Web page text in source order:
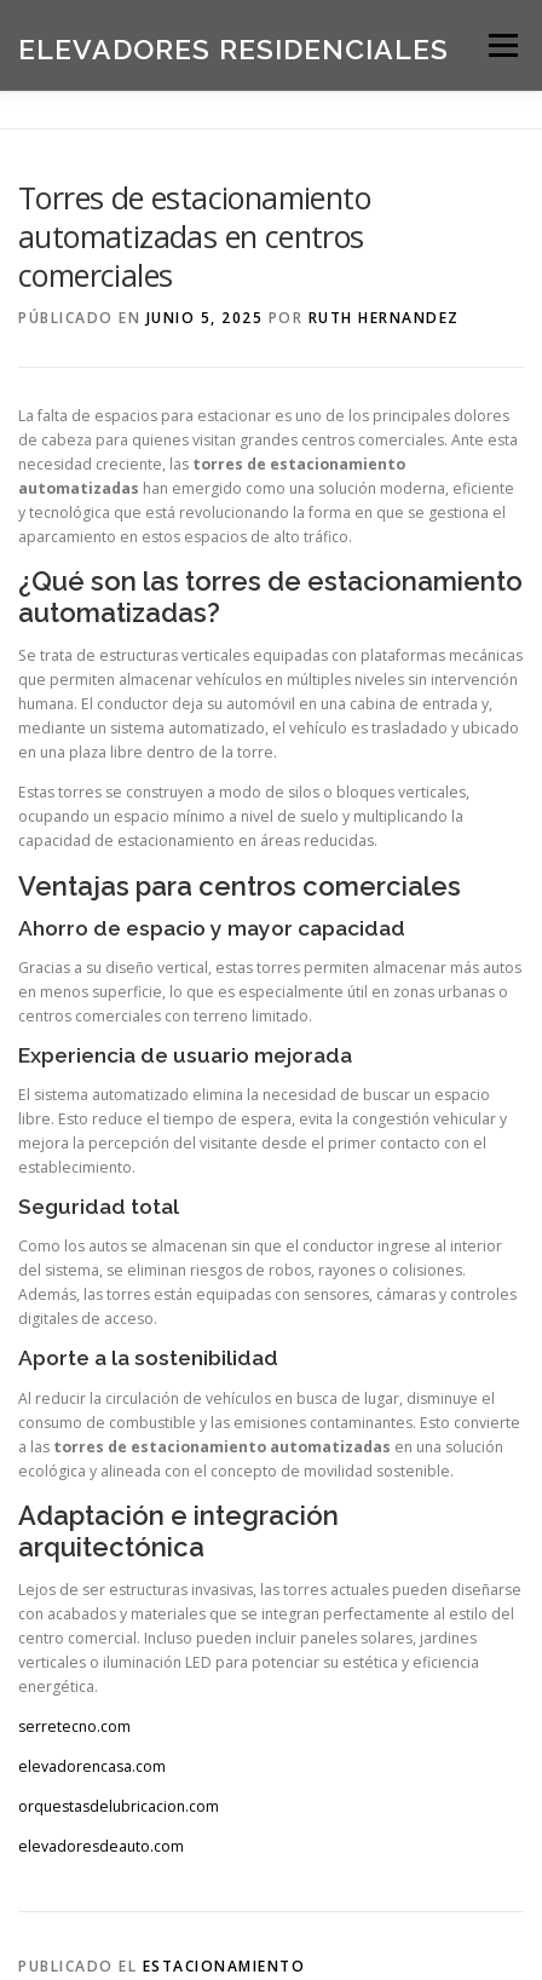
contenido
ELEVADORES RESIDENCIALES Menú
SOLICITE UNA COTIZACIÓN BLOG
ACERCA DE NOSOTROS
Torres de estacionamiento
automatizadas en centros
comerciales
PÚBLICADO EN JUNIO 5, 2025 POR RUTH HERNANDEZ
La falta de espacios para estacionar es uno de los principales dolores
de cabeza para quienes visitan grandes centros comerciales. Ante esta
necesidad creciente, las torres de estacionamiento
automatizadas han emergido como una solución moderna, eficiente
y tecnológica que está revolucionando la forma en que se gestiona el
aparcamiento en estos espacios de alto tráfico.
¿Qué son las torres de estacionamiento
automatizadas?
Se trata de estructuras verticales equipadas con plataformas mecánicas
que permiten almacenar vehículos en múltiples niveles sin intervención
humana. El conductor deja su automóvil en una cabina de entrada y,
mediante un sistema automatizado, el vehículo es trasladado y ubicado
en una plaza libre dentro de la torre.
Estas torres se construyen a modo de silos o bloques verticales,
ocupando un espacio mínimo a nivel de suelo y multiplicando la
capacidad de estacionamiento en áreas reducidas.
Ventajas para centros comerciales
Ahorro de espacio y mayor capacidad
Gracias a su diseño vertical, estas torres permiten almacenar más autos
en menos superficie, lo que es especialmente útil en zonas urbanas o
centros comerciales con terreno limitado.
Experiencia de usuario mejorada
El sistema automatizado elimina la necesidad de buscar un espacio
libre. Esto reduce el tiempo de espera, evita la congestión vehicular y
mejora la percepción del visitante desde el primer contacto con el
establecimiento.
Seguridad total
Como los autos se almacenan sin que el conductor ingrese al interior
del sistema, se eliminan riesgos de robos, rayones o colisiones.
Además, las torres están equipadas con sensores, cámaras y controles
digitales de acceso.
Aporte a la sostenibilidad
Al reducir la circulación de vehículos en busca de lugar, disminuye el
consumo de combustible y las emisiones contaminantes. Esto convierte
a las torres de estacionamiento automatizadas en una solución
ecológica y alineada con el concepto de movilidad sostenible.
Adaptación e integración
arquitectónica
Lejos de ser estructuras invasivas, las torres actuales pueden diseñarse
con acabados y materiales que se integran perfectamente al estilo del
centro comercial. Incluso pueden incluir paneles solares, jardines
verticales o iluminación LED para potenciar su estética y eficiencia
energética.
serretecno.com
elevadorencasa.com
orquestasdelubricacion.com
elevadoresdeauto.com
PUBLICADO EL ESTACIONAMIENTO